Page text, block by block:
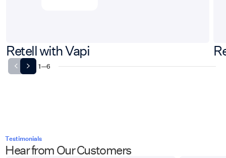
Retell with Vapi
1—6
Testimonials
Hear from Our Customers